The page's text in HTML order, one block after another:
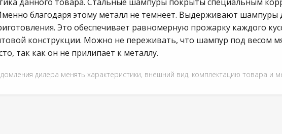
благодаря этому металл не темнеет. Выдерживают
Это обеспечивает равномерную прожарку каждого
конструкции. Можно не переживать, что шампур под весом
так как он не прилипает к металлу.
дилера менять характеристики, внешний вид, комплектацию товара и